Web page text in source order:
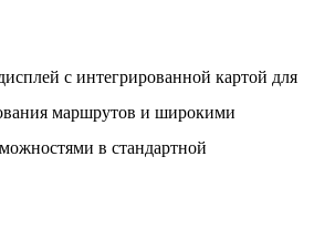
с интегрированной картой для
маршрутов и широкими
в стандартной